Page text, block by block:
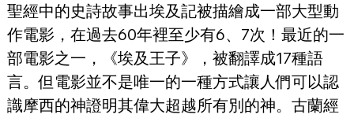
聖經中的史詩故事出埃及記被描繪成一部大型動
作電影，在過去60年裡至少有6、7次！最近的一
部電影之一，《埃及王子》，被翻譯成17種語
言。但電影並不是唯一的一種方式讓人們可以認
識摩西的神證明其偉大超越所有別的神。古蘭經